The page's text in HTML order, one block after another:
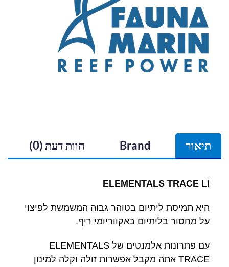
תיאור Brand חוות דעת (0)
ELEMENTALS TRACE Li
היא תמיסת ליתיום בטוהר גבוה המשמשת לפיצוי
על מחסור בליתיום באקווריומי ריף.
עם פתרונות אלמנטים של ELEMENTALS
TRACE אתה מקבל אפשרות זולה וקלה למינון